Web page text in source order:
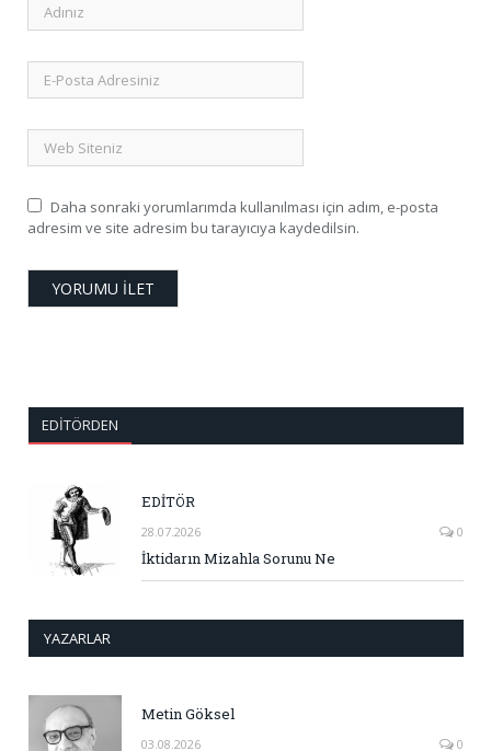
Daha sonraki yorumlarımda kullanılması için adım, e-posta
adresim ve site adresim bu tarayıcıya kaydedilsin.
EDITÖRDEN
EDİTÖR
28.07.2026 0
İktidarın Mizahla Sorunu Ne
YAZARLAR
Metin Göksel
03.08.2026 0